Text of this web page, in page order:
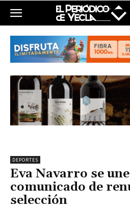
DEPORTES
Eva Navarro se
comunicado de
selección